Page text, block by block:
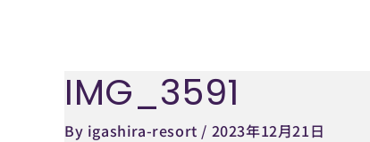
IMG_3591
By igashira-resort / 2023年12月21日
Post
navigation